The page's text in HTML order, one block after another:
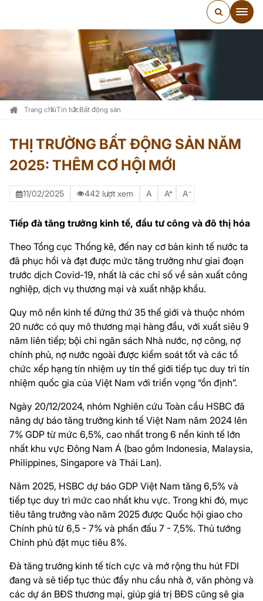
Trang chủTin tứcBất động sản
THỊ TRƯỜNG BẤT ĐỘNG SẢN NĂM
2025: THÊM CƠ HỘI MỚI
11/02/2025 442 lượt xem A A+ A-
Tiếp đà tăng trưởng kinh tế, đầu tư công và đô thị hóa
Theo Tổng cục Thống kê, đến nay cơ bản kinh tế nước ta
đã phục hồi và đạt được mức tăng trưởng như giai đoạn
trước dịch Covid-19, nhất là các chỉ số về sản xuất công
nghiệp, dịch vụ thương mại và xuất nhập khẩu.
Quy mô nền kinh tế đứng thứ 35 thế giới và thuộc nhóm
20 nước có quy mô thương mại hàng đầu, với xuất siêu 9
năm liên tiếp; bội chi ngân sách Nhà nước, nợ công, nợ
chính phủ, nợ nước ngoài được kiểm soát tốt và các tổ
chức xếp hạng tín nhiệm uy tín thế giới tiếp tục duy trì tín
nhiệm quốc gia của Việt Nam với triển vọng “ổn định”.
Ngày 20/12/2024, nhóm Nghiên cứu Toàn cầu HSBC đã
nâng dự báo tăng trưởng kinh tế Việt Nam năm 2024 lên
7% GDP từ mức 6,5%, cao nhất trong 6 nền kinh tế lớn
nhất khu vực Đông Nam Á (bao gồm Indonesia, Malaysia,
Philippines, Singapore và Thái Lan).
Năm 2025, HSBC dự báo GDP Việt Nam tăng 6,5% và
tiếp tục duy trì mức cao nhất khu vực. Trong khi đó, mục
tiêu tăng trưởng vào năm 2025 được Quốc hội giao cho
Chính phủ từ 6,5 - 7% và phấn đấu 7 - 7,5%. Thủ tướng
Chính phủ đặt mục tiêu 8%.
Đà tăng trưởng kinh tế tích cực và mở rộng thu hút FDI
đang và sẽ tiếp tục thúc đẩy nhu cầu nhà ở, văn phòng và
các dự án BĐS thương mại, giúp giá trị BĐS cũng sẽ gia